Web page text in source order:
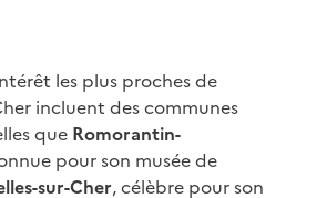
les plus proches de
incluent des communes
que Romorantin-
pour son musée de
sur-Cher, célèbre pour son